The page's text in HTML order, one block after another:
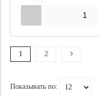
1 2
Показывать по: